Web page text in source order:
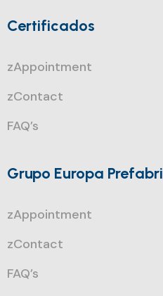
Certificados
zAppointment
zContact
FAQ’s
Grupo Europa Prefabri
zAppointment
zContact
FAQ’s